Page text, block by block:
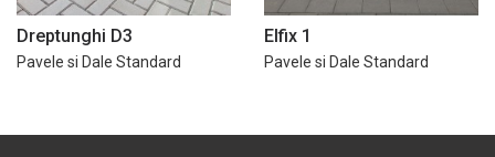
Dreptunghi D3
Pavele si Dale Standard
Elfix 1
Pavele si Dale Standard